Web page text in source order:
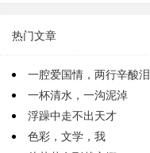
热门文章
一腔爱国情，两行辛酸泪
一杯清水，一沟泥淖
浮躁中走不出天才
色彩，文学，我